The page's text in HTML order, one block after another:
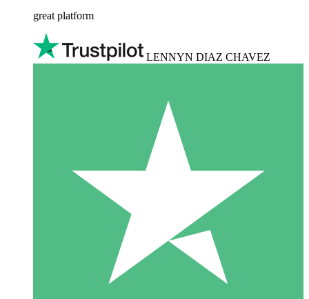
great platform
LENNYN DIAZ CHAVEZ